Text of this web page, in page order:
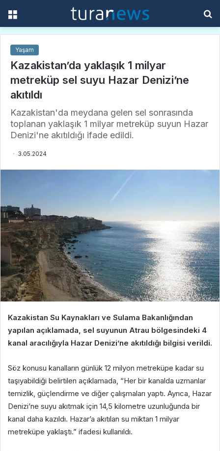
Yaşam
Kazakistan’da yaklaşık 1 milyar
metreküp sel suyu Hazar Denizi’ne
akıtıldı
Kazakistan'da meydana gelen sel sonrasında
toplanan yaklaşık 1 milyar metreküp suyun Hazar
Denizi'ne akıtıldığı ifade edildi.
3.05.2024
Kazakistan Su Kaynakları ve Sulama Bakanlığından
yapılan açıklamada, sel suyunun Atrau bölgesindeki 4
kanal aracılığıyla Hazar Denizi’ne akıtıldığı bilgisi verildi.
Söz konusu kanalların günlük 12 milyon metreküpe kadar su
taşıyabildiği belirtilen açıklamada, “Her bir kanalda uzmanlar
temizlik, güçlendirme ve diğer çalışmaları yaptı. Ayrıca, Hazar
Denizi’ne suyu akıtmak için 14,5 kilometre uzunluğunda bir
kanal daha kazıldı. Hazar’a akıtılan su miktarı 1 milyar
metreküpe yaklaştı.” ifadesi kullanıldı.